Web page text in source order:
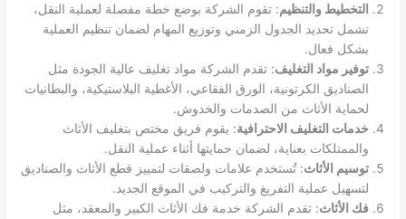
التخطيط والتنظيم: تقوم الشركة بوضع خطة مفصلة لعملية النقل،
تشمل تحديد الجدول الزمني وتوزيع المهام لضمان تنظيم العملية
بشكل فعال.
توفير مواد التغليف: تقدم الشركة مواد تغليف عالية الجودة مثل
الصناديق الكرتونية، الورق الفقاعي، الأغطية البلاستيكية، والبطانيات
لحماية الأثاث من الصدمات والخدوش.
خدمات التغليف الاحترافية: يقوم فريق مختص بتغليف الأثاث
والممتلكات بعناية، لضمان حمايتها أثناء عملية النقل.
توسيم الأثاث: تُستخدم علامات ولصقات لتمييز قطع الأثاث والصناديق
لتسهيل عملية التفريغ والتركيب في الموقع الجديد.
فك الأثاث: تقدم الشركة خدمة فك الأثاث الكبير والمعقد، مثل